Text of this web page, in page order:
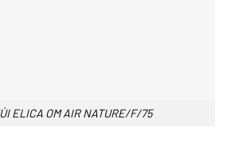
ELICA OM AIR NATURE/F/75